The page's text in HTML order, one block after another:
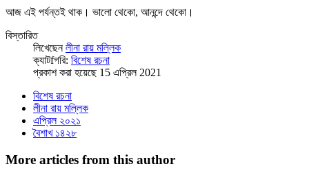
আজ এই পর্যন্তই থাক। ভালো থেকো, আনন্দে থেকো।
বিস্তারিত
লিখেছেনলীনা রায় মল্লিক
ক্যাটfগরি: বিশেষ রচনা
প্রকাশ করা হয়েছে 15 এপ্রিল 2021
বিশেষ রচনা
লীনা রায় মল্লিক
এপ্রিল ২০২১
বৈশাখ ১৪২৮
More articles from this author